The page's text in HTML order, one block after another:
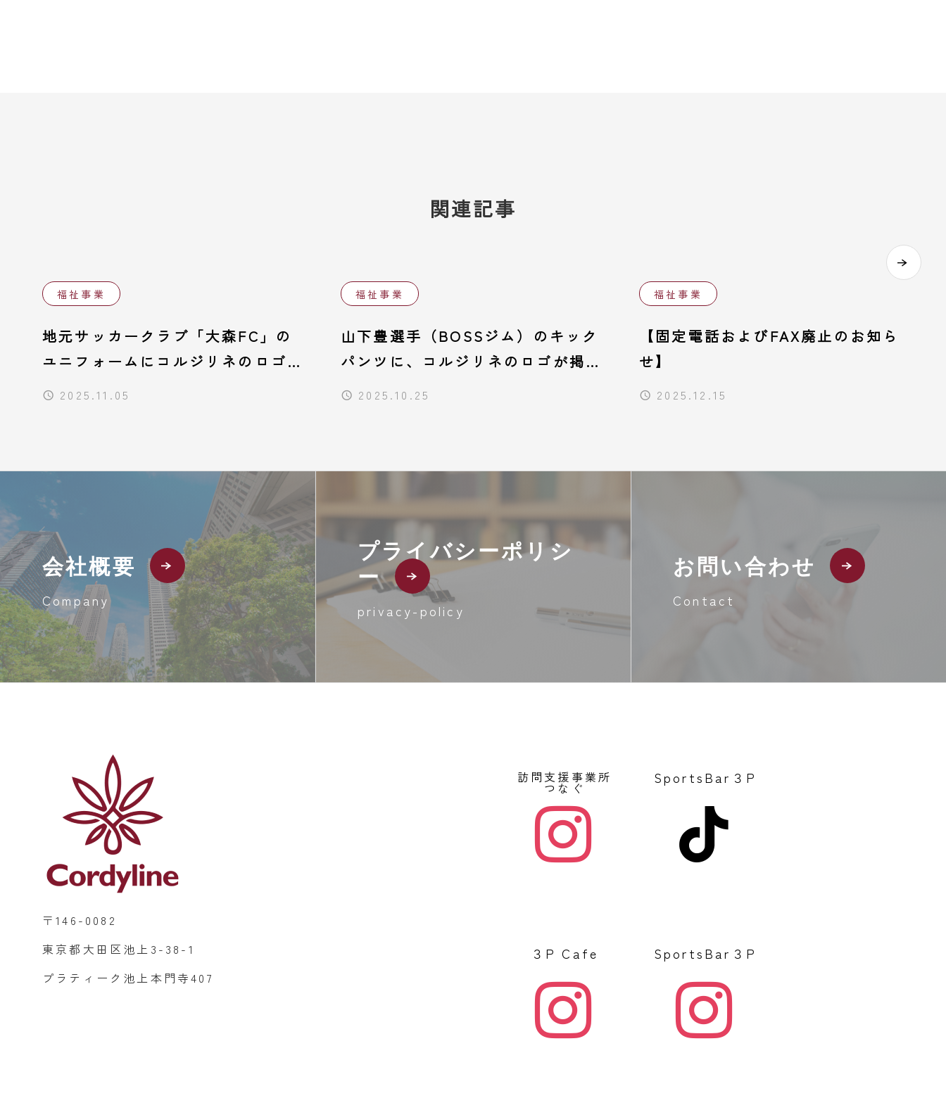
関連記事
福祉事業
地元サッカークラブ「大森FC」の
ユニフォームにコルジリネのロゴが
仲間入り!
2025.11.05
福祉事業
山下豊選手（BOSSジム）のキック
パンツに、コルジリネのロゴが掲載
されました！
2025.10.25
福祉事業
【固定電話およびFAX廃止のお知ら
せ】
2025.12.15
会社概要
Company
プライバシーポリシ
ー
privacy-policy
お問い合わせ
Contact
〒146-0082
東京都大田区池上3-38-1
プラティーク池上本門寺407